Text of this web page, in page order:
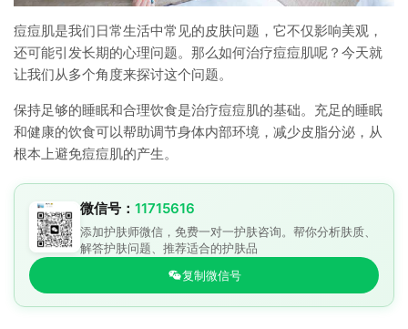
痘痘肌是我们日常生活中常见的皮肤问题，它不仅影响美观，
还可能引发长期的心理问题。那么如何治疗痘痘肌呢？今天就
让我们从多个角度来探讨这个问题。
保持足够的睡眠和合理饮食是治疗痘痘肌的基础。充足的睡眠
和健康的饮食可以帮助调节身体内部环境，减少皮脂分泌，从
根本上避免痘痘肌的产生。
微信号： 11715616
添加护肤师微信，免费一对一护肤咨询。帮你分析肤质、
解答护肤问题、推荐适合的护肤品
复制微信号